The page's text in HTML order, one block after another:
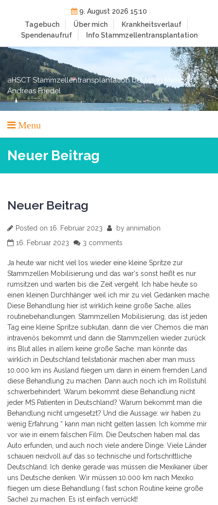
9. August 2026 15:10
Tagebuch
Über mich
Krankheitsverlauf
Spendenaufruf
Info Stammzellentransplantation
aHSCT Stammzellentransplantation bei MS in Mexico |
Andreas Friedel
Menu
Neuer Beitrag
Neuer Beitrag
Posted on 16. Februar 2023 by annimation
16. Februar 2023
3 comments
Ja heute war nicht viel los wieder eine kleine Spritze zur
Stammzellen Mobilisierung und das war's sonst heißt es nur
rumsitzen und warten bis die Zeit vergeht. Ich habe heute so
einen kleinen Durchhänger weil ich mir zu viel Gedanken mache.
Diese Behandlung hier ist wirklich keine große Sache, alles
routinebehandlungen. Stammzellen Mobilisierung, das ist jeden
Tag eine kleine Spritze subkutan, dann die vier Chemos die man
intravenös bekommt und dann die Stammzellen wieder zurück
ins Blut alles in allem keine große Sache. man könnte das
wirklich in Deutschland teilstationär machen aber man muss
10.000 km ins Ausland fliegen um dann in einem fremden Land
diese Behandlung zu machen. Dann auch noch ich im Rollstuhl
schwerbehindert. Warum bekommt diese Behandlung nicht
jeder MS Patienten in Deutschland? Warum bekommt man die
Behandlung nicht umgesetzt? Und die Aussage: wir haben zu
wenig Erfahrung “ kann man nicht gelten lassen. Ich komme mir
vor wie in einem falschen Film. Die Deutschen haben mal das
Auto erfunden, und auch noch viele andere Dinge. Viele Länder
schauen neidvoll auf das so technische und fortschrittliche
Deutschland. Ich denke gerade was müssen die Mexikaner über
uns Deutsche denken. Wir müssen 10.000 km nach Mexiko
fliegen um diese Behandlung ( fast schon Routine keine große
Sache) zu machen. Es ist einfach verrückt!